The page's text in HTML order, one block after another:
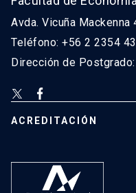
Avda. Vicuña
Teléfono: +56 2 2354
Dirección de
ACREDITACIÓN